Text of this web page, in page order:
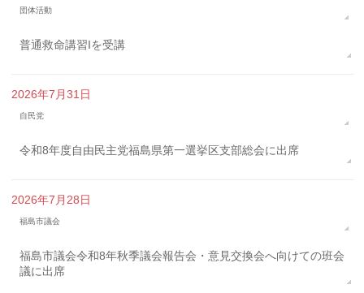
団体活動
普通救命講習Iを受講
2026年7月31日
自民党
令和8年度自由民主党福島県第一選挙区支部総会に出席
2026年7月28日
福島市議会
福島市議会令和8年秋季議会報告会・意見交換会へ向けての班会
議に出席